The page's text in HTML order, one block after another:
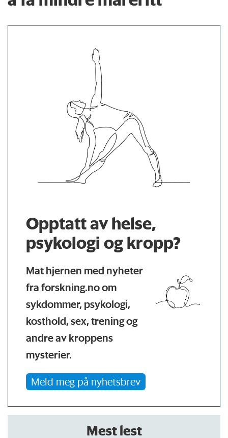
Opptatt av helse,
psykologi og kropp?
Mat hjernen med nyheter
fra forskning.no om
sykdommer, psykologi,
kosthold, sex, trening og
andre av kroppens
mysterier.
Meld meg på nyhetsbrev
Mest lest